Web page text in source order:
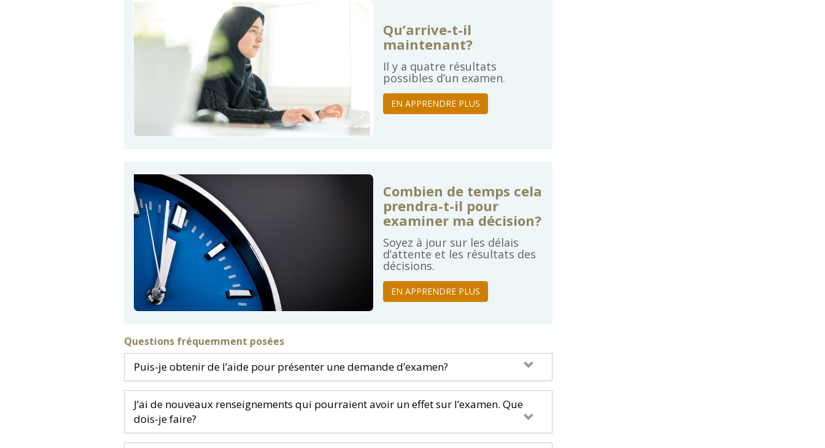
Qu’arrive-t-il
maintenant?
Il y a quatre résultats
possibles d’un examen.
EN APPRENDRE PLUS
Combien de temps cela
prendra-t-il pour
examiner ma décision?
Soyez à jour sur les délais
d’attente et les résultats des
décisions.
EN APPRENDRE PLUS
Questions fréquemment posées
Puis-je obtenir de l’aide pour présenter une demande d’examen?
J’ai de nouveaux renseignements qui pourraient avoir un effet sur l’examen. Que
dois-je faire?